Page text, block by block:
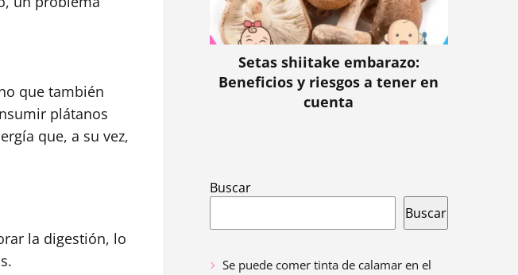
que también
plátanos
que, a su vez,
la digestión, lo
Setas shiitake embarazo:
Beneficios y riesgos a tener en
cuenta
Buscar
Buscar
Se puede comer tinta de calamar en el